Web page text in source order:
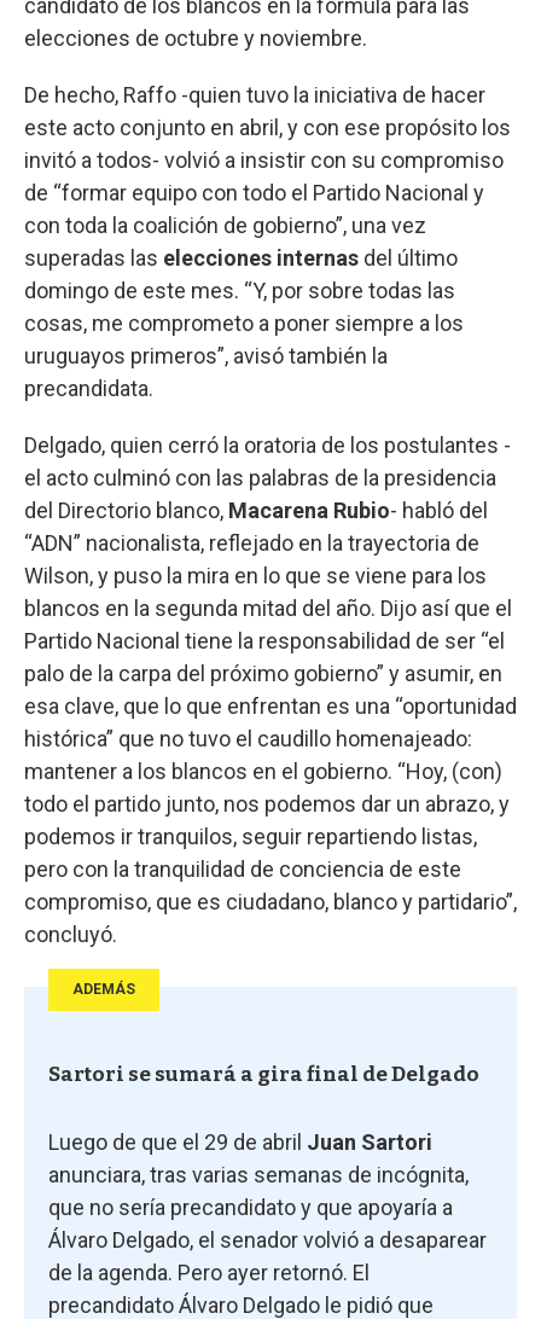
candidato de los blancos en la fórmula para las
elecciones de octubre y noviembre.
De hecho, Raffo -quien tuvo la iniciativa de hacer
este acto conjunto en abril, y con ese propósito los
invitó a todos- volvió a insistir con su compromiso
de “formar equipo con todo el Partido Nacional y
con toda la coalición de gobierno”, una vez
superadas las elecciones internas del último
domingo de este mes. “Y, por sobre todas las
cosas, me comprometo a poner siempre a los
uruguayos primeros”, avisó también la
precandidata.
Delgado, quien cerró la oratoria de los postulantes -
el acto culminó con las palabras de la presidencia
del Directorio blanco, Macarena Rubio- habló del
“ADN” nacionalista, reflejado en la trayectoria de
Wilson, y puso la mira en lo que se viene para los
blancos en la segunda mitad del año. Dijo así que el
Partido Nacional tiene la responsabilidad de ser “el
palo de la carpa del próximo gobierno” y asumir, en
esa clave, que lo que enfrentan es una “oportunidad
histórica” que no tuvo el caudillo homenajeado:
mantener a los blancos en el gobierno. “Hoy, (con)
todo el partido junto, nos podemos dar un abrazo, y
podemos ir tranquilos, seguir repartiendo listas,
pero con la tranquilidad de conciencia de este
compromiso, que es ciudadano, blanco y partidario”,
concluyó.
ADEMÁS
Sartori se sumará a gira final de Delgado
Luego de que el 29 de abril Juan Sartori
anunciara, tras varias semanas de incógnita,
que no sería precandidato y que apoyaría a
Álvaro Delgado, el senador volvió a desaparear
de la agenda. Pero ayer retornó. El
precandidato Álvaro Delgado le pidió que